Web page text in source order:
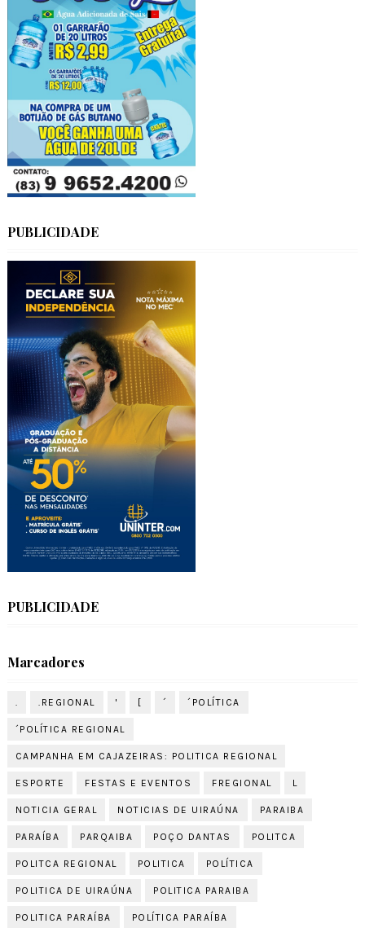
PUBLICIDADE
PUBLICIDADE
Marcadores
. .REGIONAL ' [ ´ ´POLÍTICA
´POLÍTICA REGIONAL
CAMPANHA EM CAJAZEIRAS: POLITICA REGIONAL
ESPORTE FESTAS E EVENTOS FREGIONAL L
NOTICIA GERAL NOTICIAS DE UIRAÚNA PARAIBA
PARAÍBA PARQAIBA POÇO DANTAS POLITCA
POLITCA REGIONAL POLITICA POLÍTICA
POLITICA DE UIRAÚNA POLITICA PARAIBA
POLITICA PARAÍBA POLÍTICA PARAÍBA